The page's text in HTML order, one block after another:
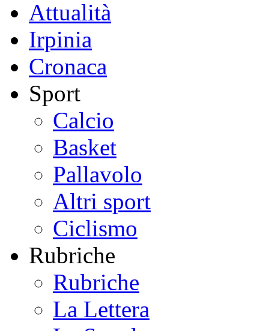
Attualità
Irpinia
Cronaca
Sport
Calcio
Basket
Pallavolo
Altri sport
Ciclismo
Rubriche
Rubriche
La Lettera